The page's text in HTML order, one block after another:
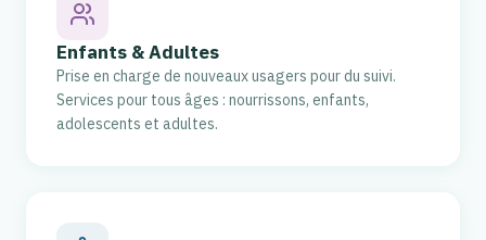
Enfants & Adultes
Prise en charge de nouveaux usagers pour du suivi.
Services pour tous âges : nourrissons, enfants,
adolescents et adultes.